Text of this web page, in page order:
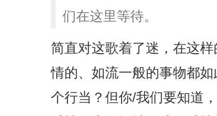
们在这里等待。
简直对这歌着了迷，在这
情的、如流一般的事物都
个行当？但你/我们要知道